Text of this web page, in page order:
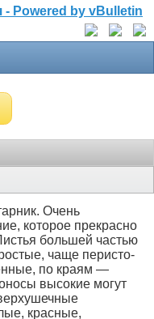
Очень
которое прекрасно
большей частью
чаще перисто-
по краям —
высокие могут
красные,